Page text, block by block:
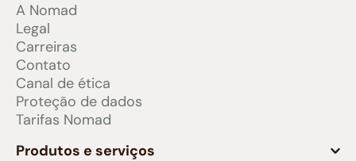
A Nomad
Legal
Carreiras
Contato
Canal de ética
Proteção de dados
Tarifas Nomad
Produtos e serviços